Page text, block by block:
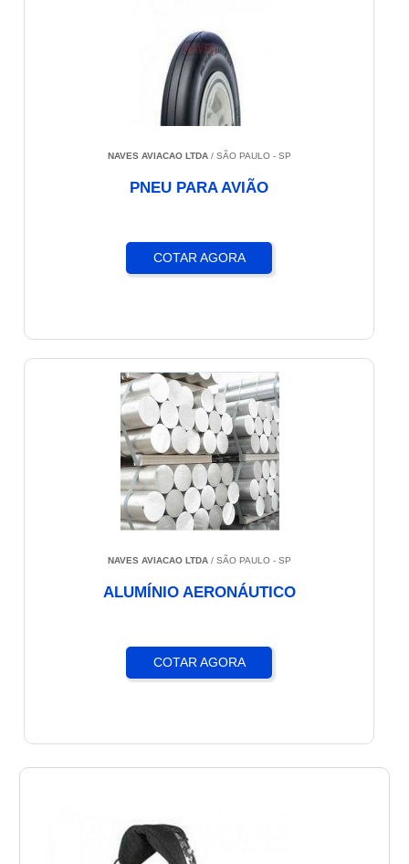
NAVES AVIACAO LTDA/ SÃO PAULO - SP
PNEU PARA AVIÃO
COTAR AGORA
NAVES AVIACAO LTDA/ SÃO PAULO - SP
ALUMÍNIO AERONÁUTICO
COTAR AGORA